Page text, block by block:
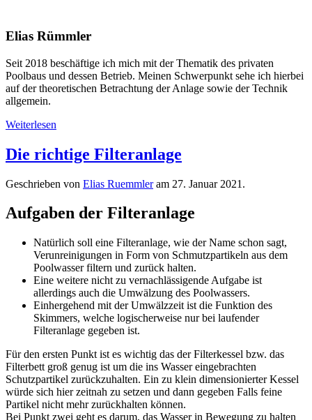
Elias Rümmler
Seit 2018 beschäftige ich mich mit der Thematik des privaten
Poolbaus und dessen Betrieb. Meinen Schwerpunkt sehe ich hierbei
auf der theoretischen Betrachtung der Anlage sowie der Technik
allgemein.
Weiterlesen
Die richtige Filter­anlage
Geschrieben von Elias Ruemmleram 27. Januar 2021 .
Aufgaben der Filteranlage
Natürlich soll eine Filteranlage, wie der Name schon sagt,
Verunreinigungen in Form von Schmutzpartikeln aus dem
Poolwasser filtern und zurück halten.
Eine weitere nicht zu vernachlässigende Aufgabe ist
allerdings auch die Umwälzung des Poolwassers.
Einhergehend mit der Umwälzzeit ist die Funktion des
Skimmers, welche logischerweise nur bei laufender
Filteranlage gegeben ist.
Für den ersten Punkt ist es wichtig das der Filterkessel bzw. das
Filterbett groß genug ist um die ins Wasser eingebrachten
Schutzpartikel zurückzuhalten. Ein zu klein dimensionierter Kessel
würde sich hier zeitnah zu setzen und dann gegeben Falls feine
Partikel nicht mehr zurückhalten können.
Bei Punkt zwei geht es darum, das Wasser in Bewegung zu halten